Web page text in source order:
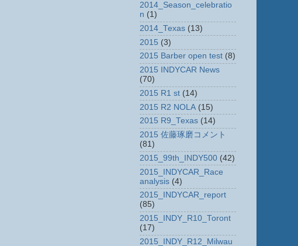
2014_Season_celebratio
n (1)
2014_Texas (13)
2015 (3)
2015 Barber open test (8)
2015 INDYCAR News
(70)
2015 R1 st (14)
2015 R2 NOLA (15)
2015 R9_Texas (14)
2015 佐藤琢磨コメント
(81)
2015_99th_INDY500 (42)
2015_INDYCAR_Race
analysis (4)
2015_INDYCAR_report
(85)
2015_INDY_R10_Toront
(17)
2015_INDY_R12_Milwau